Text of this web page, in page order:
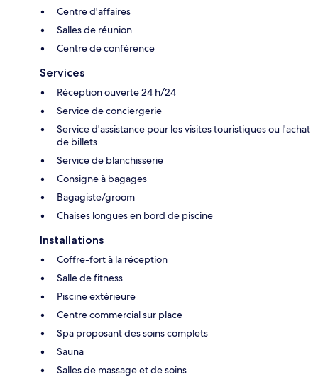
Centre d'affaires
Salles de réunion
Centre de conférence
Services
Réception ouverte 24 h/24
Service de conciergerie
Service d'assistance pour les visites touristiques ou l'achat
de billets
Service de blanchisserie
Consigne à bagages
Bagagiste/groom
Chaises longues en bord de piscine
Installations
Coffre-fort à la réception
Salle de fitness
Piscine extérieure
Centre commercial sur place
Spa proposant des soins complets
Sauna
Salles de massage et de soins